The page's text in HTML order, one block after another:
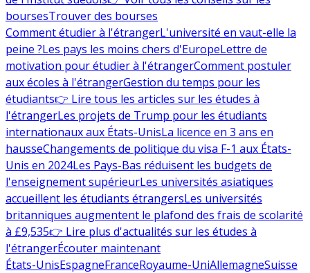
boursesTrouver des bourses
Comment étudier à l'étrangerL'université en vaut-elle la
peine ?Les pays les moins chers d'EuropeLettre de
motivation pour étudier à l'étrangerComment postuler
aux écoles à l'étrangerGestion du temps pour les
étudiants👉 Lire tous les articles sur les études à
l'étrangerLes projets de Trump pour les étudiants
internationaux aux États-UnisLa licence en 3 ans en
hausseChangements de politique du visa F-1 aux États-
Unis en 2024Les Pays-Bas réduisent les budgets de
l'enseignement supérieurLes universités asiatiques
accueillent les étudiants étrangersLes universités
britanniques augmentent le plafond des frais de scolarité
à £9,535👉 Lire plus d'actualités sur les études à
l'étrangerÉcouter maintenant
États-UnisEspagneFranceRoyaume-UniAllemagneSuisse